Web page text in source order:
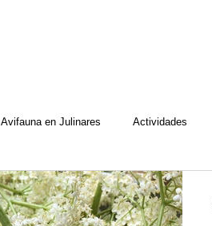
Avifauna en Julinares Actividades
Ecocosucas Herbario de Julinares